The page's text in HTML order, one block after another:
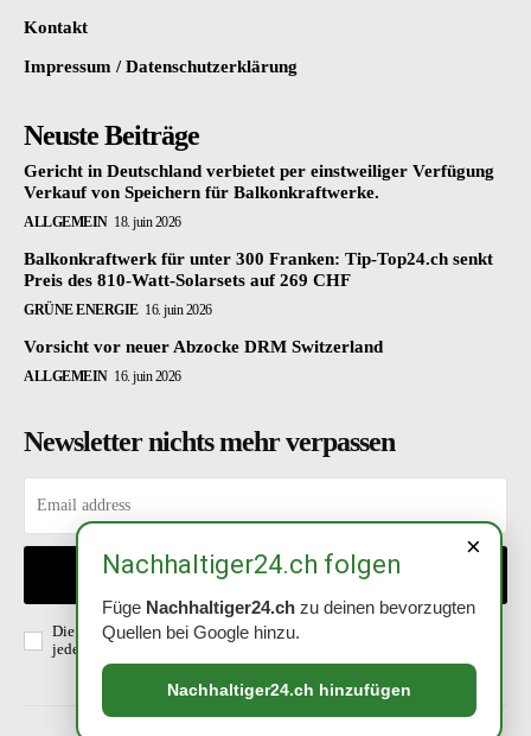
Kontakt
Impressum / Datenschutzerklärung
Neuste Beiträge
Gericht in Deutschland verbietet per einstweiliger Verfügung
Verkauf von Speichern für Balkonkraftwerke.
ALLGEMEIN 18. juin 2026
Balkonkraftwerk für unter 300 Franken: Tip-Top24.ch senkt
Preis des 810-Watt-Solarsets auf 269 CHF
GRÜNE ENERGIE 16. juin 2026
Vorsicht vor neuer Abzocke DRM Switzerland
ALLGEMEIN 16. juin 2026
Newsletter nichts mehr verpassen
EINTRAGEN
Die Richtlinien habe ich gelesen und akzeptiert. Abmeldung ist
jederzeit möglich.
×
Nachhaltiger24.ch folgen
Füge Nachhaltiger24.ch zu deinen bevorzugten
Quellen bei Google hinzu.
Nachhaltiger24.ch hinzufügen